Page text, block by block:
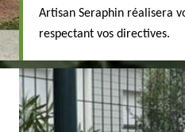
Artisan Seraphin réalisera
respectant vos directives.